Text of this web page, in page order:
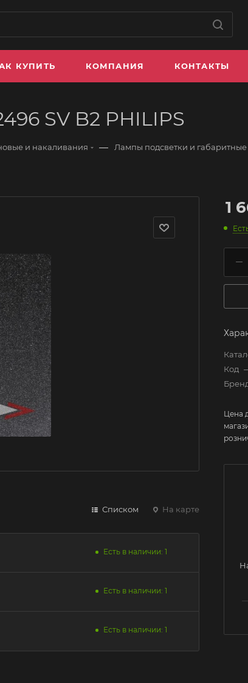
КУПИТЬ КОМПАНИЯ КОНТАКТЫ
SV B2 PHILIPS
и накаливания — Лампы подсветки и габаритные
Списком На карте
Есть в наличии: 1
Есть в наличии: 1
Есть в наличии: 1
1
Код
Цена